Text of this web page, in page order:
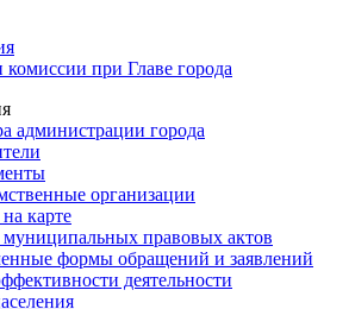
при Главе города
администрации города
организации
карте
правовых актов
формы обращений и заявлений
деятельности